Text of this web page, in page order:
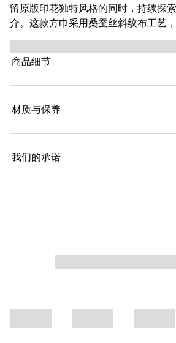
留原版印花独特风格的同时，持续探
介。这款方巾采用桑蚕丝斜纹布工艺
印花。
商品细节
材质与保养
我们的承诺